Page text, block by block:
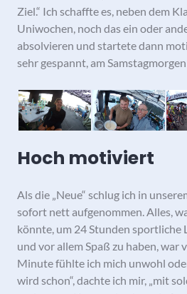
Ziel.“ Ich schaffte es, neben dem
Uniwochen, noch das ein oder
absolvieren und startete dann
sehr gespannt, am
Hoch motiviert
Als die „Neue“ schlug ich in
sofort nett aufgenommen. Alles,
könnte, um 24 Stunden sportliche
und vor allem Spaß zu haben, war
Minute fühlte ich mich unwohl
wird schon“, dachte ich mir, „mit